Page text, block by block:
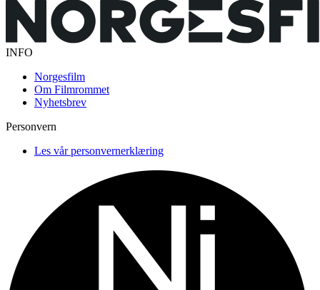
INFO
Norgesfilm
Om Filmrommet
Nyhetsbrev
Personvern
Les vår personvernerklæring